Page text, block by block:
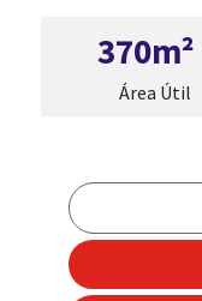
370m²
Área Útil